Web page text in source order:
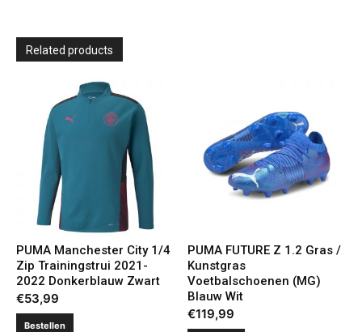
Related products
PUMA Manchester City 1/4
Zip Trainingstrui 2021-
2022 Donkerblauw Zwart
€53,99
Bestellen
PUMA FUTURE Z 1.2 Gras /
Kunstgras
Voetbalschoenen (MG)
Blauw Wit
€119,99